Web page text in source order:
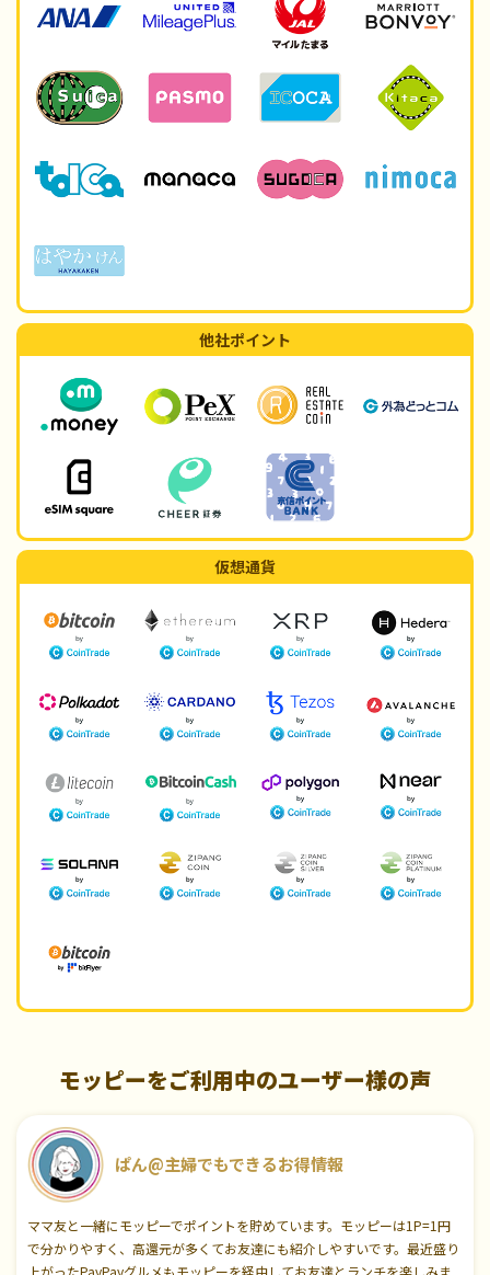
他社ポイント
仮想通貨
モッピーをご利用中のユーザー様の声
ぱん@主婦でもできるお得情報
ママ友と一緒にモッピーでポイントを貯めています。モッピーは1P=1円
で分かりやすく、高還元が多くてお友達にも紹介しやすいです。最近盛り